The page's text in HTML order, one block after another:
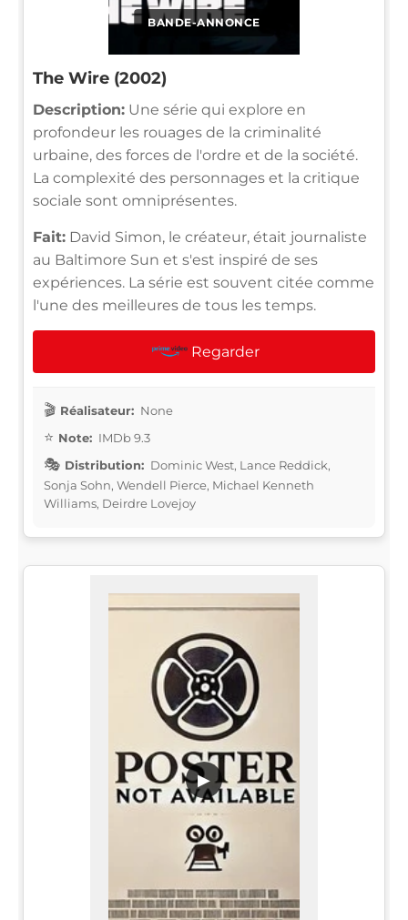
BANDE-ANNONCE
The Wire (2002)
Description: Une série qui explore en
profondeur les rouages de la criminalité
urbaine, des forces de l'ordre et de la société.
La complexité des personnages et la critique
sociale sont omniprésentes.
Fait: David Simon, le créateur, était journaliste
au Baltimore Sun et s'est inspiré de ses
expériences. La série est souvent citée comme
l'une des meilleures de tous les temps.
Regarder
Réalisateur: None
Note: IMDb 9.3
Distribution: Dominic West, Lance Reddick,
Sonja Sohn, Wendell Pierce, Michael Kenneth
Williams, Deirdre Lovejoy
▶